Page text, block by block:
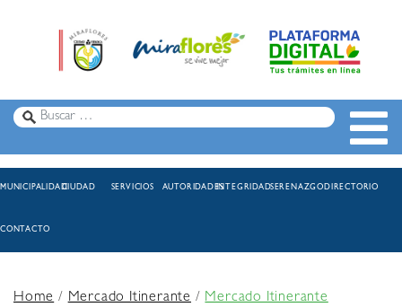
MUNICIPALIDADCIUDAD SERVICIOS AUTORIDADESINTEGRIDADSERENAZGODIRECTORIO
CONTACTO
Home/Mercado Itinerante /Mercado Itinerante